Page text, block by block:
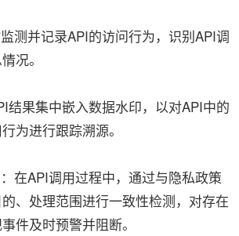
测并记录API的访问行为，识别API调
况。
结果集中嵌入数据水印，以对API中的
为进行跟踪溯源。
在API调用过程中，通过与隐私政策
、处理范围进行一致性检测，对存在
件及时预警并阻断。